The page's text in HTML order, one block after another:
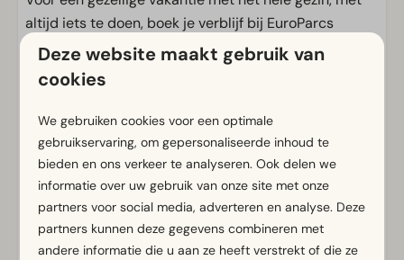
altijd iets te doen, boek je verblijf bij EuroParcs
Zuiderzee!
Voorzieningen
Kampeerplaats
CAI Aansluiting
Eigen waterafvoer
Eigen watertappunt
Elektra in ampere: 10
Parkeergelegenheid nabij de plaats
Deze website maakt gebruik van
cookies
We gebruiken cookies voor een optimale
gebruikservaring, om gepersonaliseerde inhoud te
bieden en ons verkeer te analyseren. Ook delen we
informatie over uw gebruik van onze site met onze
partners voor social media, adverteren en analyse. Deze
partners kunnen deze gegevens combineren met
andere informatie die u aan ze heeft verstrekt of die ze